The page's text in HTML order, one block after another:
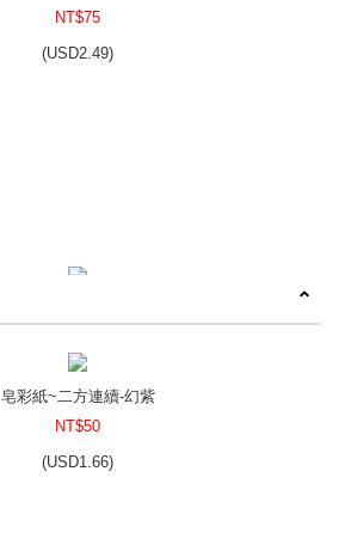
NT$75
(USD2.49)
USD1.66)
皂彩紙~二方連續-幻紫
NT$50
(USD1.66)